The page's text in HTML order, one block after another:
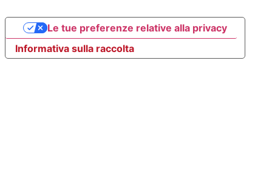
Informativa sulla raccolta
Le tue preferenze relative alla privacy